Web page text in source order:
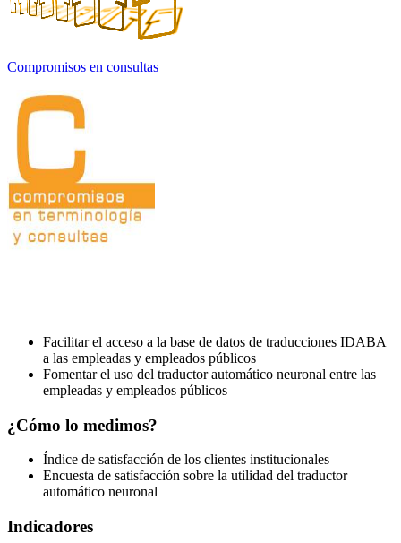
Compromisos en consultas
Facilitar el acceso a la base de datos de traducciones IDABA
a las empleadas y empleados públicos
Fomentar el uso del traductor automático neuronal entre las
empleadas y empleados públicos
¿Cómo lo medimos?
Índice de satisfacción de los clientes institucionales
Encuesta de satisfacción sobre la utilidad del traductor
automático neuronal
Indicadores